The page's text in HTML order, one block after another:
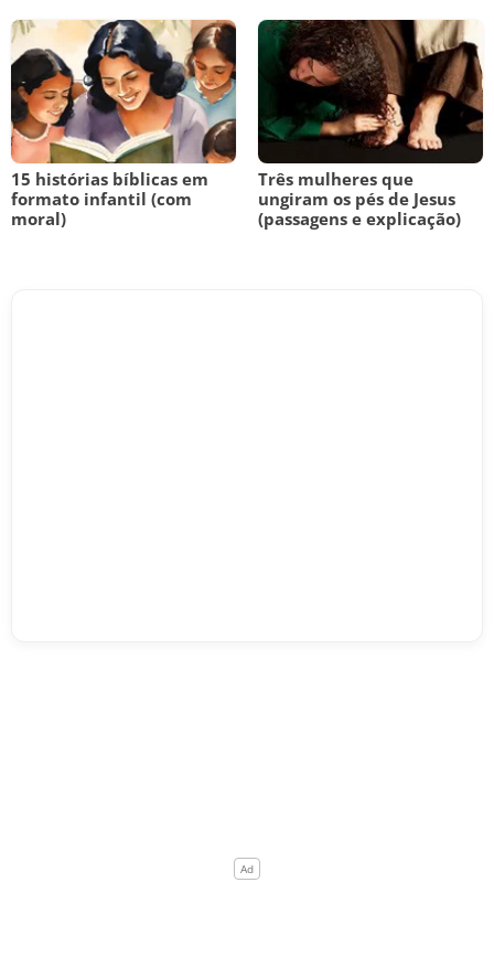
15 histórias bíblicas em
formato infantil (com
moral)
Três mulheres que
ungiram os pés de Jesus
(passagens e explicação)